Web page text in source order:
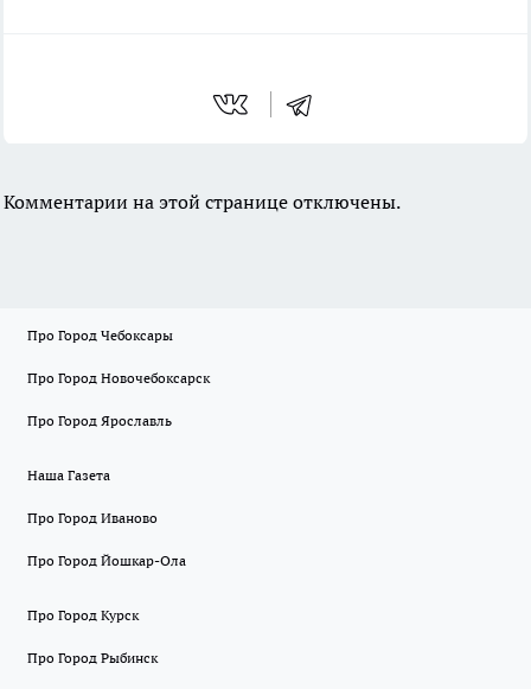
Комментарии на этой странице отключены.
Про Город Чебоксары
Про Город Новочебоксарск
Про Город Ярославль
Наша Газета
Про Город Иваново
Про Город Йошкар-Ола
Про Город Курск
Про Город Рыбинск